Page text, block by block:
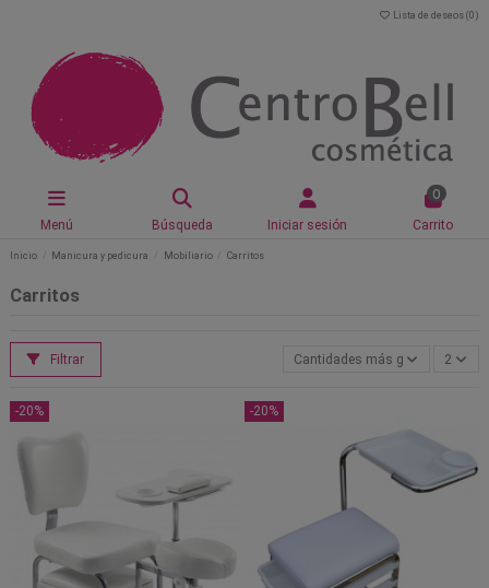
Lista de deseos (0 )
Menú Búsqueda Iniciar sesión
0
Carrito
Inicio Manicura y pedicura Mobiliario Carritos
Carritos
Filtrar Cantidades más grandes2
-20% -20%